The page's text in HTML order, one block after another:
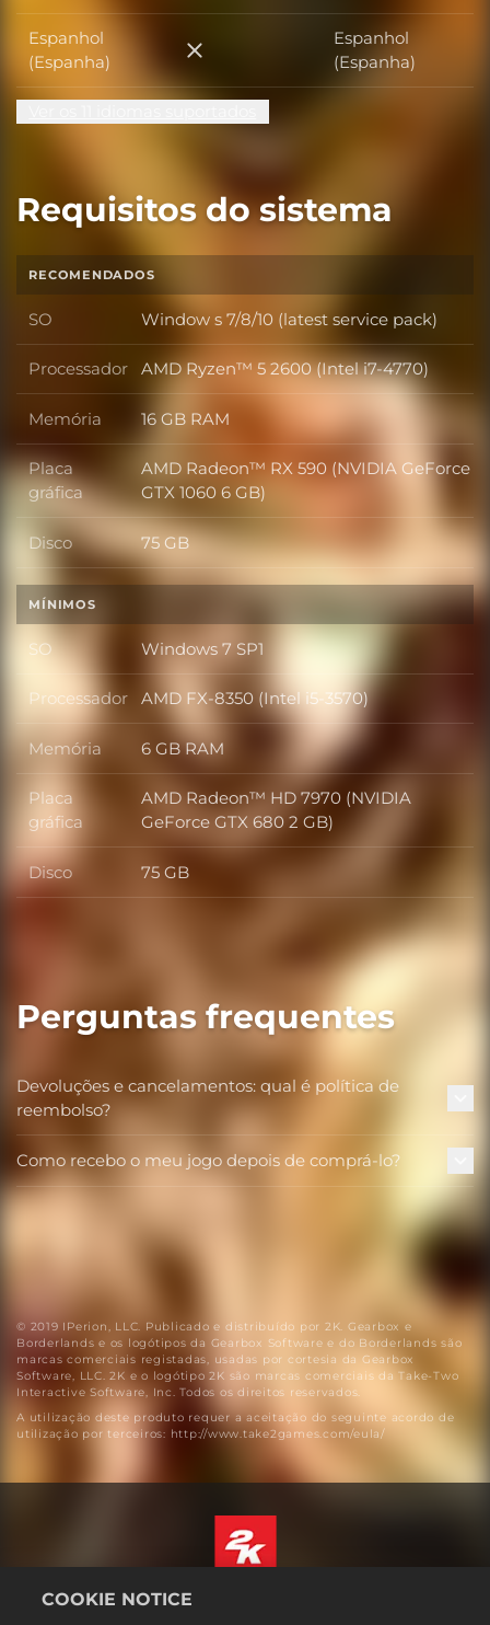
Espanhol
(Espanha)
Espanhol (Espanha)
Espanhol
(Espanha)
Requisitos do sistema
RECOMENDADOS
SO SO
Window s 7/8/10 (latest service pack)
Processador Processador
AMD Ryzen™ 5 2600 (Intel i7-4770)
Memória Memória
16 GB RAM
Placa
gráfica
Placa gráfica
AMD Radeon™ RX 590 (NVIDIA GeForce
GTX 1060 6 GB)
Disco Disco
75 GB
MÍNIMOS
SO SO
Windows 7 SP1
Processador Processador
AMD FX-8350 (Intel i5-3570)
Memória Memória
6 GB RAM
Placa
gráfica
Placa gráfica
AMD Radeon™ HD 7970 (NVIDIA
GeForce GTX 680 2 GB)
Disco Disco
75 GB
Perguntas frequentes
Devoluções e cancelamentos: qual é política de
reembolso?
Como recebo o meu jogo depois de comprá-lo?
© 2019 IPerion, LLC. Publicado e distribuído por 2K. Gearbox e
Borderlands e os logótipos da Gearbox Software e do Borderlands são
marcas comerciais registadas, usadas por cortesia da Gearbox
Software, LLC. 2K e o logótipo 2K são marcas comerciais da Take-Two
Interactive Software, Inc. Todos os direitos reservados.
A utilização deste produto requer a aceitação do seguinte acordo de
utilização por terceiros: http://www.take2games.com/eula/
COOKIE NOTICE